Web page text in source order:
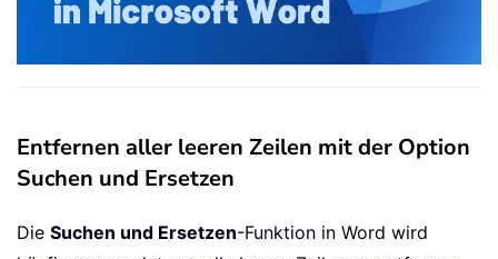
Entfernen aller leeren Zeilen mit der Option
Suchen und Ersetzen
Die Suchen und Ersetzen-Funktion in Word wird